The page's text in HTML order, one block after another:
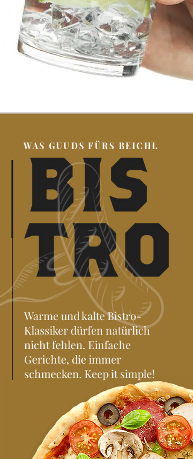
WAS GUUDS FÜRS BEICHL
Warme und kalte Bistro-
Klassiker dürfen natürlich
nicht fehlen. Einfache
Gerichte, die immer
schmecken. Keep it simple!